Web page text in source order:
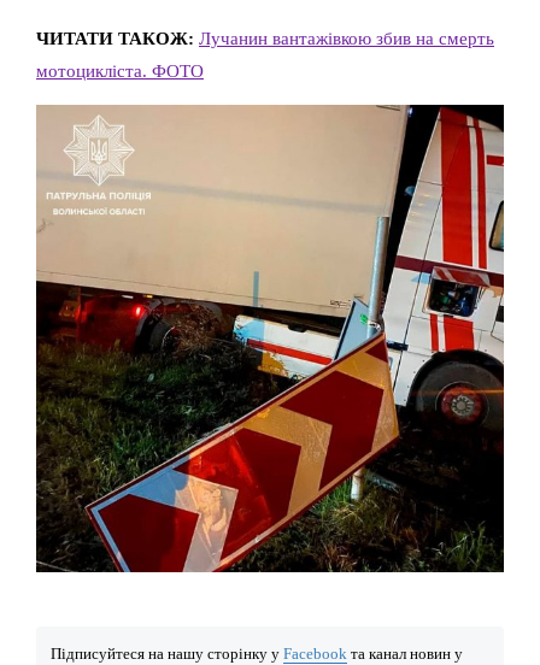
ЧИТАТИ ТАКОЖ: Лучанин вантажівкою збив на смерть
мотоцикліста. ФОТО
Підписуйтеся на нашу сторінку у Facebook та канал новин у